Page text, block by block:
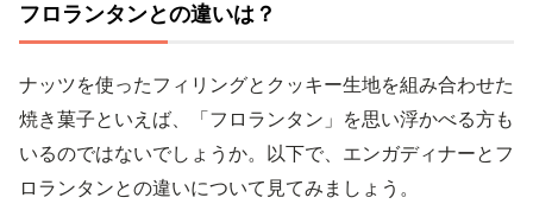
フロランタンとの違いは？
ナッツを使ったフィリングとクッキー生地を組み合わせた
焼き菓子といえば、「フロランタン」を思い浮かべる方も
いるのではないでしょうか。以下で、エンガディナーとフ
ロランタンとの違いについて見てみましょう。